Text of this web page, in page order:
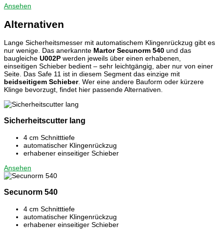
Ansehen
Alternativen
Lange Sicherheitsmesser mit automatischem Klingenrückzug gibt es
nur wenige. Das anerkannte Martor Secunorm 540 und das
baugleiche U002P werden jeweils über einen erhabenen,
einseitigen Schieber bedient – sehr leichtgängig, aber nur von einer
Seite. Das Safe 11 ist in diesem Segment das einzige mit
beidseitigem Schieber. Wer eine andere Bauform oder kürzere
Klinge bevorzugt, findet hier passende Alternativen.
Sicherheitscutter lang
4 cm Schnitttiefe
automatischer Klingenrückzug
erhabener einseitiger Schieber
Ansehen
Secunorm 540
4 cm Schnitttiefe
automatischer Klingenrückzug
erhabener einseitiger Schieber